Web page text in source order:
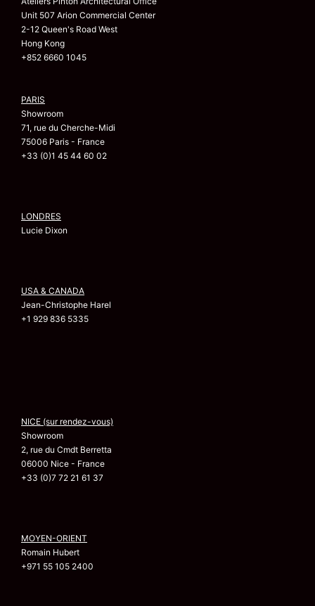
Unit 507 Arion Commercial Center
2-12 Queen's Road West
Hong Kong
+852 6660 1045
PARIS
Showroom
71, rue du Cherche-Midi
75006 Paris - France
+33 (0)1 45 44 60 02
LONDRES
Lucie Dixon
USA & CANADA
Jean-Christophe Harel
+1 929 836 5335
NICE (sur rendez-vous)
Showroom
2, rue du Cmdt Berretta
06000 Nice - France
+33 (0)7 72 21 61 37
MOYEN-ORIENT
Romain Hubert
+971 55 105 2400